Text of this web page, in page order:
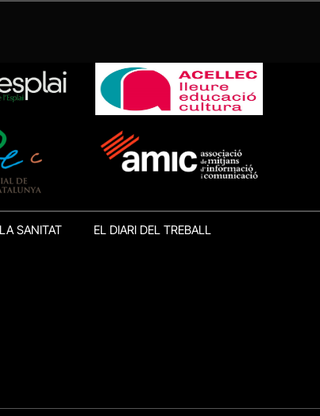
SANITAT EL DIARI DEL TREBALL